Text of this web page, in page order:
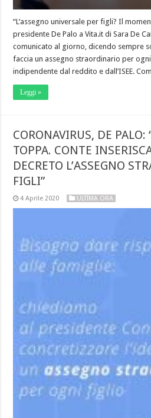
“L’assegno universale per figli? Il
presidente De Palo a Vita.it di Sara De
comunicato al giorno, dicendo sempre
faccia un assegno straordinario per
indipendente dal reddito e dall’ISEE.
Leggi »
CORONAVIRUS, DE PALO:
TOPPA. CONTE
DECRETO L’ASSEGNO
FIGLI”
4 Aprile 2020 ULTIMA ORA